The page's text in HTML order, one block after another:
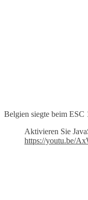
Belgien siegte beim ESC
Aktivieren Sie
https://youtu.be/